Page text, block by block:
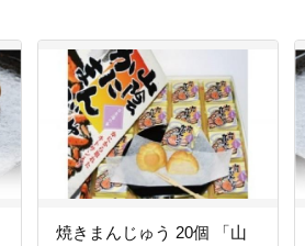
焼きまんじゅう 20個 「山